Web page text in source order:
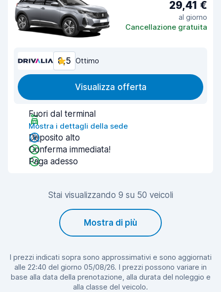
29,41 €
al giorno
Cancellazione gratuita
8,5 Ottimo
Visualizza offerta
Fuori dal terminal
Mostra i dettagli della sede
Deposito alto
Conferma immediata!
Paga adesso
Stai visualizzando 9 su 50 veicoli
Mostra di più
I prezzi indicati sopra sono approssimativi e sono aggiornati
alle 22:40 del giorno 05/08/26. I prezzi possono variare in
base alla data della prenotazione, alla durata del noleggio e
alla classe del veicolo.